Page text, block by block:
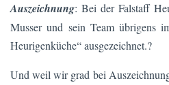
Auszeichnung: Bei der Falstaff
Musser und sein Team übrigens im Jahr
Heurigenküche“ ausgezeichnet.?
Und weil wir grad bei Auszeichnungen sind: Der